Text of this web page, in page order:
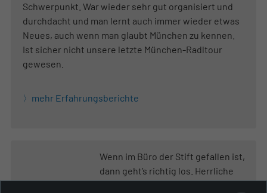
Schwerpunkt. War wieder sehr gut organisiert und
durchdacht und man lernt auch immer wieder etwas
Neues, auch wenn man glaubt München zu kennen.
Ist sicher nicht unsere letzte München-Radltour
gewesen.
mehr Erfahrungsberichte
Wenn im Büro der Stift gefallen ist,
dann geht’s richtig los. Herrliche
Radtouren in und um München zu